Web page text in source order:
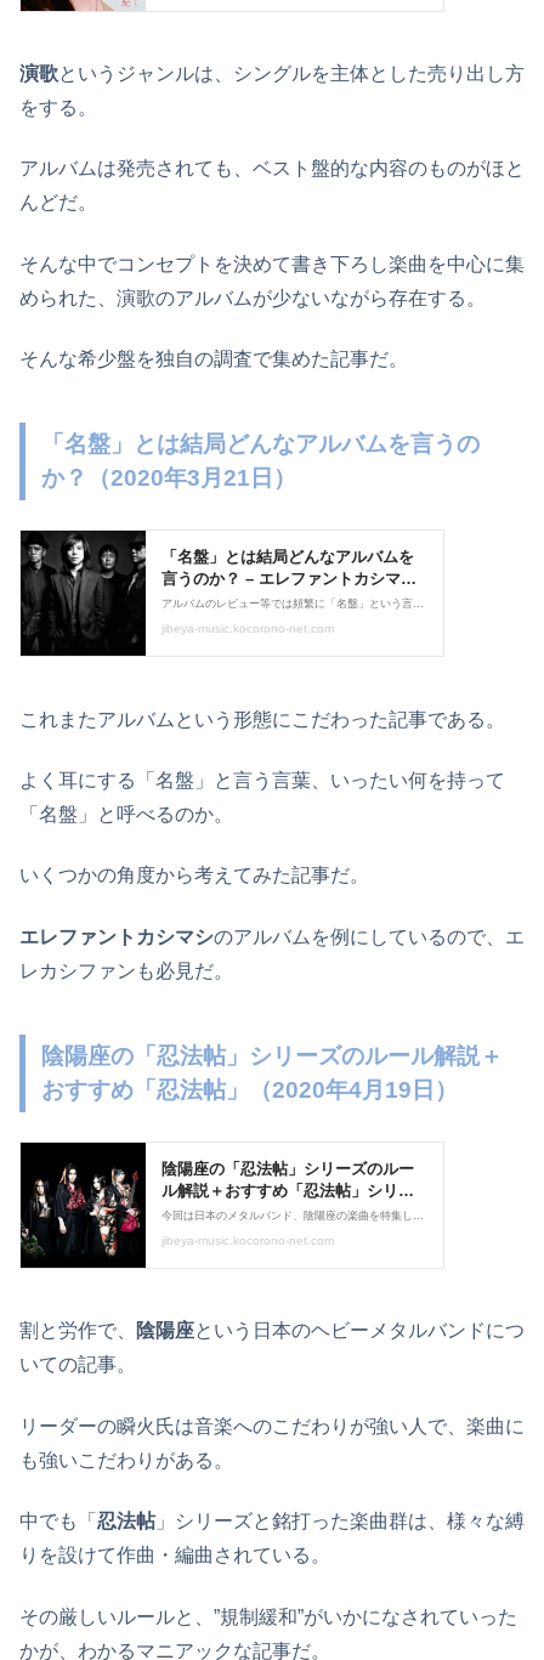
演歌というジャンルは、シングルを主体とした売り出し方
をする。
アルバムは発売されても、ベスト盤的な内容のものがほと
んどだ。
そんな中でコンセプトを決めて書き下ろし楽曲を中心に集
められた、演歌のアルバムが少ないながら存在する。
そんな希少盤を独自の調査で集めた記事だ。
「名盤」とは結局どんなアルバムを言うの
か？（2020年3月21日）
これまたアルバムという形態にこだわった記事である。
よく耳にする「名盤」と言う言葉、いったい何を持って
「名盤」と呼べるのか。
いくつかの角度から考えてみた記事だ。
エレファントカシマシのアルバムを例にしているので、エ
レカシファンも必見だ。
陰陽座の「忍法帖」シリーズのルール解説＋
おすすめ「忍法帖」（2020年4月19日）
割と労作で、 陰陽座という日本のヘビーメタルバンドにつ
いての記事。
リーダーの瞬火氏は音楽へのこだわりが強い人で、楽曲に
も強いこだわりがある。
中でも「 忍法帖」シリーズと銘打った楽曲群は、様々な縛
りを設けて作曲・編曲されている。
その厳しいルールと、”規制緩和”がいかになされていった
かが、わかるマニアックな記事だ。